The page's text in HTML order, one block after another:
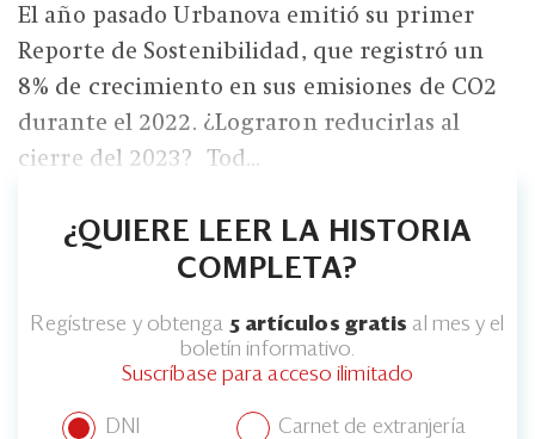
El año pasado Urbanova emitió su primer
Reporte de Sostenibilidad, que registró un
8% de crecimiento en sus emisiones de CO2
durante el 2022. ¿Lograron reducirlas al
cierre del 2023? Tod...
¿QUIERE LEER LA HISTORIA
COMPLETA?
Regístrese y obtenga 5 artículos gratis al mes y el
boletín informativo.
Suscríbase para acceso ilimitado
DNI Carnet de extranjería